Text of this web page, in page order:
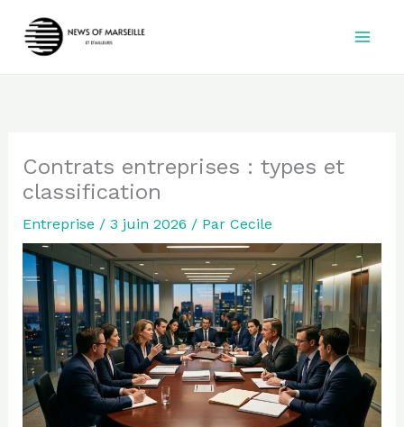
Contrats entreprises : types et
classification
Entreprise / 3 juin 2026 / Par Cecile